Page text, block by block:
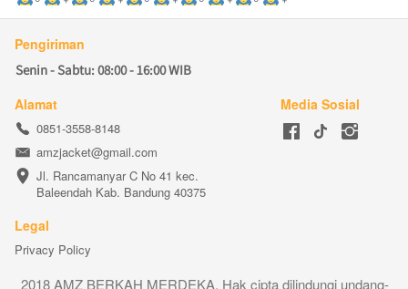
Pengiriman
Senin - Sabtu: 08:00 - 16:00 WIB
Alamat
0851-3558-8148
amzjacket@gmail.com
Jl. Rancamanyar C No 41 kec.
Baleendah Kab. Bandung 40375
Media Sosial
Legal
Privacy Policy
2018 AMZ BERKAH MERDEKA. Hak cipta dilindungi undang-